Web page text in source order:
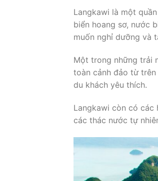
Langkawi là một
biển hoang sơ, nước
muốn nghỉ dưỡng và
Một trong những trải
toàn cảnh đảo từ
du khách yêu thích.
Langkawi còn có các
các thác nước tự